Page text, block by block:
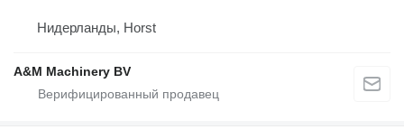
Нидерланды, Horst
A&M Machinery BV